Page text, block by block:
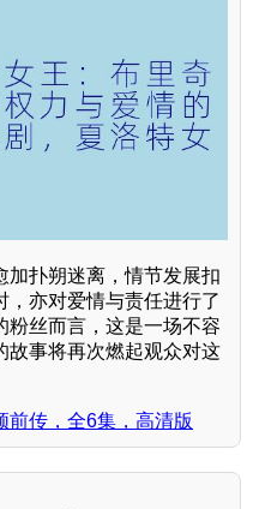
加扑朔迷离，情节发展扣
，亦对爱情与责任进行了
粉丝而言，这是一场不容
故事将再次燃起观众对这
前传，全6集，高清版